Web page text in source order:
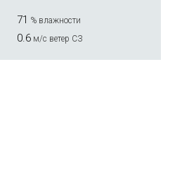
71 % влажности
0.6 м/с ветер СЗ